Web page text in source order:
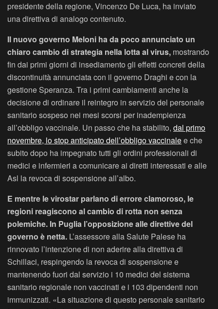
presidente della regione, Vincenzo De Luca, ha inviato
una direttiva di analogo contenuto.
Il nuovo governo Meloni ha da poco annunciato un
chiaro cambio di strategia nella lotta al virus, mostrando
fin dai primi giorni di insediamento gli effetti concreti della
discontinuità annunciata con il governo Draghi e con la
gestione Speranza. Tra i primi cambiamenti anche la
decisione di ordinare il reintegro in servizio del personale
sanitario sospeso nei mesi scorsi per inadempienza
all’obbligo vaccinale. Un passo che ha stabilito, dal primo
novembre, lo stop anticipato dell’obbligo vaccinalee che
subito dopo ha impegnato tutti gli ordini professionali di
medici e infermieri a comunicare ai diretti interessati e alle
Asl la revoca di sospensione all’albo.
E mentre le virostar parlano di errore clamoroso, le
regioni reagiscono al cambio di rotta non senza
polemiche. In Puglia l’opposizione alle direttive del
governo è netta. L’assessore alla Salute Palese ha
rinnovato l’intenzione di non aderire alla direttiva di
Schillaci, respingendo la revoca di sospensione e
mantenendo fuori dal servizio i 10 medici del sistema
sanitario regionale non vaccinati e i 103 dipendenti non
immunizzati. «La situazione di questo personale sanitario